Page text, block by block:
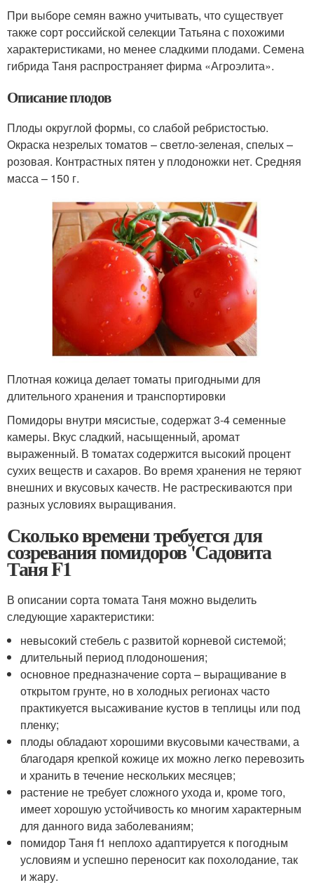
При выборе семян важно учитывать, что существует
также сорт российской селекции Татьяна с похожими
характеристиками, но менее сладкими плодами. Семена
гибрида Таня распространяет фирма «Агроэлита».
Описание плодов
Плоды округлой формы, со слабой ребристостью.
Окраска незрелых томатов – светло-зеленая, спелых –
розовая. Контрастных пятен у плодоножки нет. Средняя
масса – 150 г.
Плотная кожица делает томаты пригодными для
длительного хранения и транспортировки
Помидоры внутри мясистые, содержат 3-4 семенные
камеры. Вкус сладкий, насыщенный, аромат
выраженный. В томатах содержится высокий процент
сухих веществ и сахаров. Во время хранения не теряют
внешних и вкусовых качеств. Не растрескиваются при
разных условиях выращивания.
Сколько времени требуется для
созревания помидоров 'Садовита
Таня F1
В описании сорта томата Таня можно выделить
следующие характеристики:
невысокий стебель с развитой корневой системой;
длительный период плодоношения;
основное предназначение сорта – выращивание в
открытом грунте, но в холодных регионах часто
практикуется высаживание кустов в теплицы или под
пленку;
плоды обладают хорошими вкусовыми качествами, а
благодаря крепкой кожице их можно легко перевозить
и хранить в течение нескольких месяцев;
растение не требует сложного ухода и, кроме того,
имеет хорошую устойчивость ко многим характерным
для данного вида заболеваниям;
помидор Таня f1 неплохо адаптируется к погодным
условиям и успешно переносит как похолодание, так
и жару.